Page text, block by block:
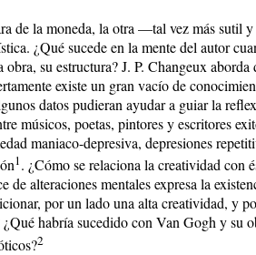
de la moneda, la otra —tal vez más sutil
¿Qué sucede en la mente del autor
su estructura? J. P. Changeux
existe un gran vacío de
datos pudieran ayudar a guiar la
músicos, poetas, pintores y escritores
maniaco-depresiva, depresiones
1. ¿Cómo se relaciona la creatividad con
de alteraciones mentales expresa la
por un lado una alta creatividad, y
habría sucedido con Van Gogh y su
2